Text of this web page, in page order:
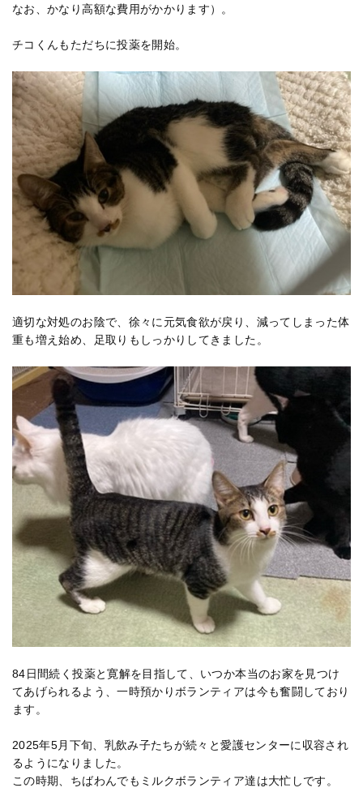
なお、かなり高額な費用がかかります）。
チコくんもただちに投薬を開始。
適切な対処のお陰で、徐々に元気食欲が戻り、減ってしまった体
重も増え始め、足取りもしっかりしてきました。
84日間続く投薬と寛解を目指して、いつか本当のお家を見つけ
てあげられるよう、一時預かりボランティアは今も奮闘しており
ます。
2025年5月下旬、乳飲み子たちが続々と愛護センターに収容され
るようになりました。
この時期、ちばわんでもミルクボランティア達は大忙しです。